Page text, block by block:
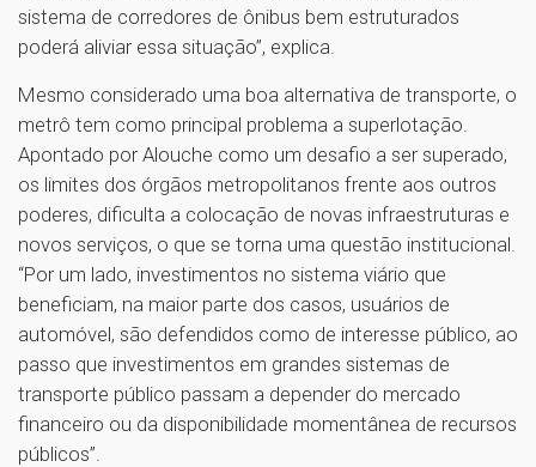
sistema de corredores de ônibus bem estruturados
poderá aliviar essa situação”, explica.
Mesmo considerado uma boa alternativa de transporte, o
metrô tem como principal problema a superlotação.
Apontado por Alouche como um desafio a ser superado,
os limites dos órgãos metropolitanos frente aos outros
poderes, dificulta a colocação de novas infraestruturas e
novos serviços, o que se torna uma questão institucional.
“Por um lado, investimentos no sistema viário que
beneficiam, na maior parte dos casos, usuários de
automóvel, são defendidos como de interesse público, ao
passo que investimentos em grandes sistemas de
transporte público passam a depender do mercado
financeiro ou da disponibilidade momentânea de recursos
públicos”.